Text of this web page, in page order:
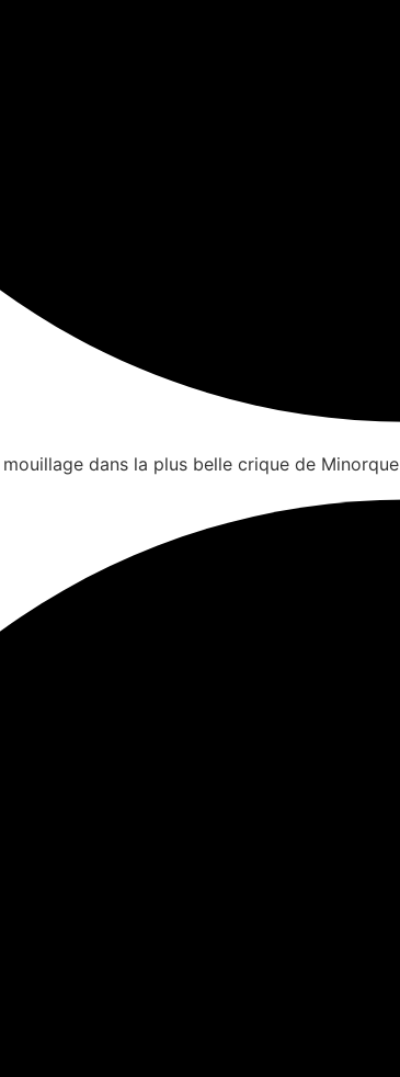
dans la plus belle crique de Minorque